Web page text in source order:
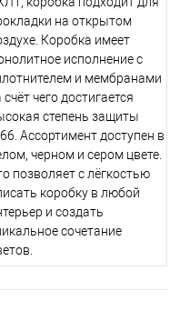
на открытом
Коробка имеет
исполнение с
и мембранами
счёт чего достигается
степень защиты
Ассортимент доступен в
черном и сером цвете.
позволяет с лёгкостью
коробку в любой
и создать
сочетание